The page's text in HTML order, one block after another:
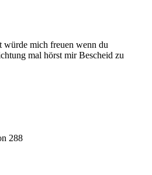
mich freuen wenn du
mal hörst mir Bescheid zu
288